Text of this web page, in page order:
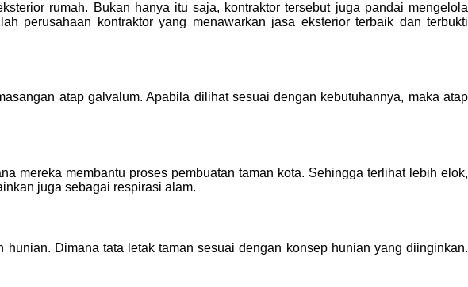
rumah. Bukan hanya itu saja, kontraktor tersebut juga pandai mengelola
perusahaan kontraktor yang menawarkan jasa eksterior terbaik dan terbukti
atap galvalum. Apabila dilihat sesuai dengan kebutuhannya, maka atap
mereka membantu proses pembuatan taman kota. Sehingga terlihat lebih elok,
juga sebagai respirasi alam.
Dimana tata letak taman sesuai dengan konsep hunian yang diinginkan.